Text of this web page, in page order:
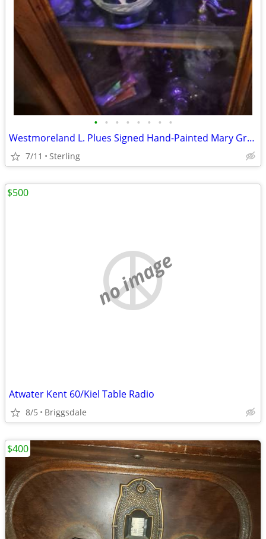
• • • • • • • •
Westmoreland L. Plues Signed Hand-Painted Mary Gregory Style Vase, 1970
7/11 Sterling
no image
Atwater Kent 60/Kiel Table Radio
8/5 Briggsdale
$500
$400